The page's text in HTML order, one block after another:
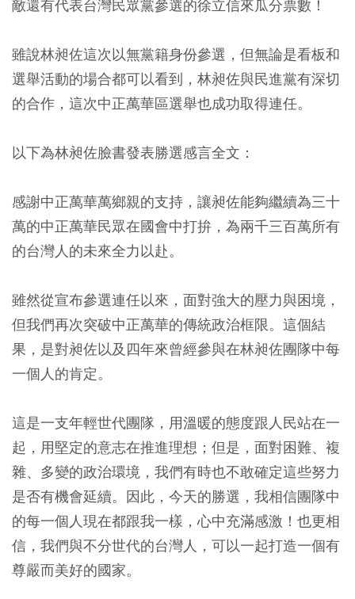
敵還有代表台灣民眾黨參選的徐立信來瓜分票數！
雖說林昶佐這次以無黨籍身份參選，但無論是看板和
選舉活動的場合都可以看到，林昶佐與民進黨有深切
的合作，這次中正萬華區選舉也成功取得連任。
以下為林昶佐臉書發表勝選感言全文：
感謝中正萬華萬鄉親的支持，讓昶佐能夠繼續為三十
萬的中正萬華民眾在國會中打拚，為兩千三百萬所有
的台灣人的未來全力以赴。
雖然從宣布參選連任以來，面對強大的壓力與困境，
但我們再次突破中正萬華的傳統政治框限。這個結
果，是對昶佐以及四年來曾經參與在林昶佐團隊中每
一個人的肯定。
這是一支年輕世代團隊，用溫暖的態度跟人民站在一
起，用堅定的意志在推進理想；但是，面對困難、複
雜、多變的政治環境，我們有時也不敢確定這些努力
是否有機會延續。因此，今天的勝選，我相信團隊中
的每一個人現在都跟我一樣，心中充滿感激！也更相
信，我們與不分世代的台灣人，可以一起打造一個有
尊嚴而美好的國家。